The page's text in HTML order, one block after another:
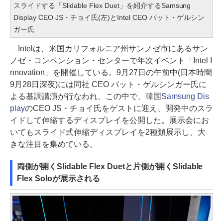
スライドする「Slidable Flex Duet」を紹介するSamsung
Display CEO JS・チョイ氏(左)とIntel CEO パット・ゲルシン
ガー氏
Intelは、米国カリフォルニア州サンノゼ市にあるサン
ノゼ・コンベンション・センターで年次イベント「Intel I
nnovation」を開催している。9月27日の午前中(日本時間
9月28日深夜)には同社 CEO パット・ゲルシンガー氏に
よる基調講演が行なわれ、この中で、韓国 Samsung Dis
playのCEO JS・チョイ氏をゲストに迎え、開発中のスラ
イドして伸縮するディスプレイを公開した。展示会にお
いてもスライド式伸縮ディスプレイを2種類展示し、大
きな注目を集めている。
両側が開くSlidable Flex Duetと片側が開くSlidable
Flex Soloが展示される